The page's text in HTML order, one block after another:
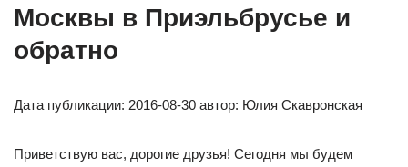
Москвы в Приэльбрусье и
обратно
Дата публикации: 2016-08-30 автор: Юлия Скавронская
Приветствую вас, дорогие друзья! Сегодня мы будем